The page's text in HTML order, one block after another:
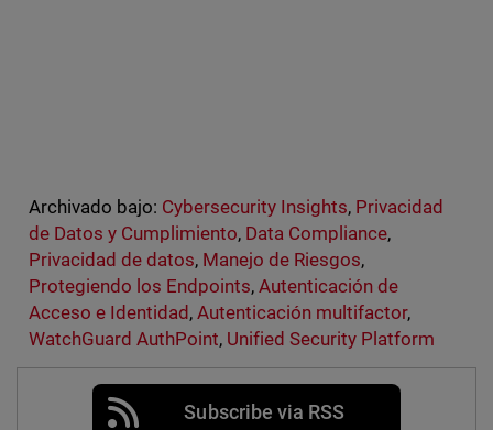
Archivado bajo: Cybersecurity Insights, Privacidad
de Datos y Cumplimiento, Data Compliance,
Privacidad de datos, Manejo de Riesgos,
Protegiendo los Endpoints, Autenticación de
Acceso e Identidad , Autenticación multifactor,
WatchGuard AuthPoint, Unified Security Platform
Subscribe via RSS